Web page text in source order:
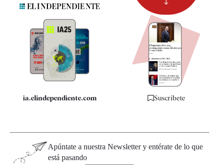
Quiénes somos
Especificaciones
ia.elindependiente.com Suscríbete
Apúntate a nuestra Newsletter y entérate de lo que
está pasando